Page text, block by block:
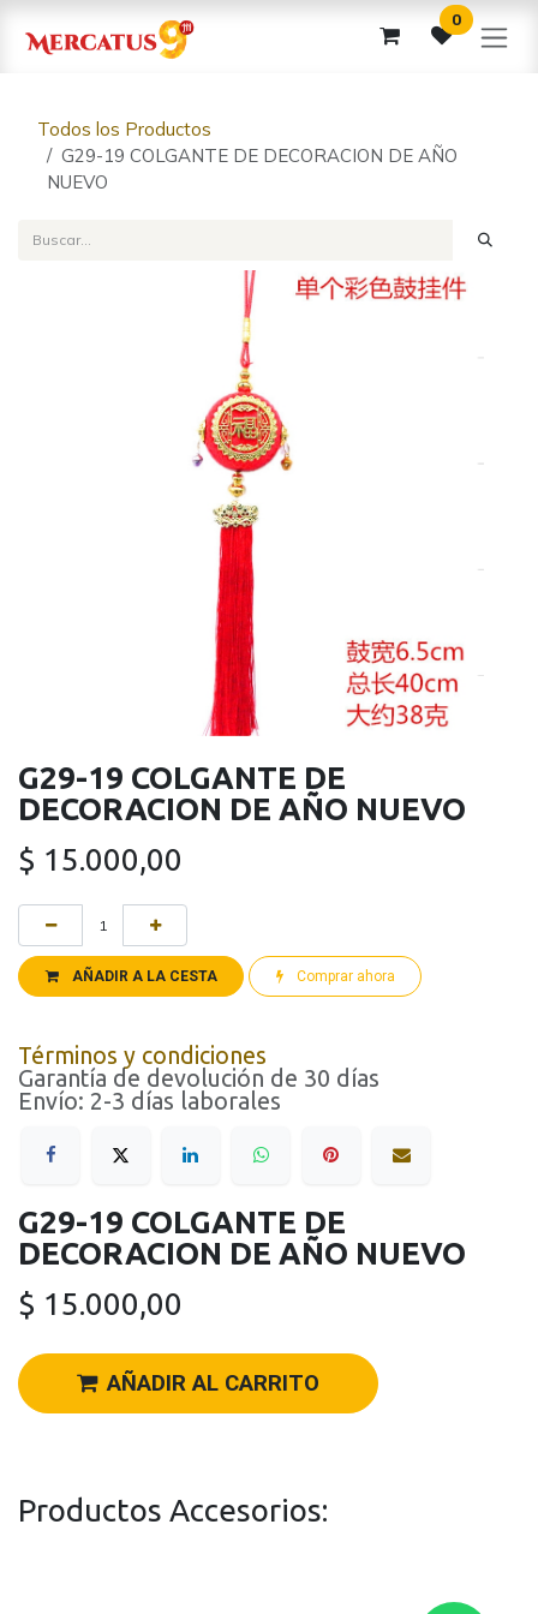
0
Todos los Productos
G29-19 COLGANTE DE DECORACION DE AÑO
NUEVO
G29-19 COLGANTE DE
DECORACION DE AÑO NUEVO
$ 15.000,00
AÑADIR A LA CESTA Comprar ahora
Términos y condiciones
Garantía de devolución de 30 días
Envío: 2-3 días laborales
G29-19 COLGANTE DE
DECORACION DE AÑO NUEVO
$ 15.000,00
AÑADIR AL CARRITO
Productos Accesorios: